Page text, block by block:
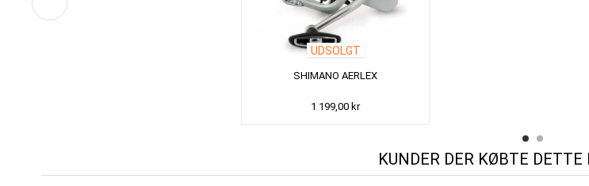
UDSOLGT
SHIMANO AERLEX
1 199,00 kr
KUNDER DER KØBTE DETTE